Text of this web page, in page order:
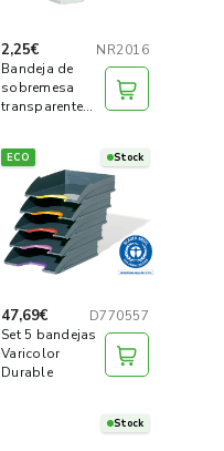
›
2,25€
NR2016
Bandeja de
sobremesa
transparente
ECO Stock
47,69€
D770557
Set 5 bandejas
Varicolor
Durable
Stock